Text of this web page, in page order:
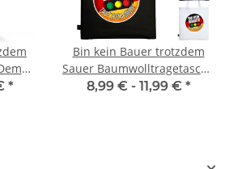
*
Bin kein Bauer trotzdem
Sauer Baumwolltragetasche
Demo Ampel
8,99 € - 11,99 € *